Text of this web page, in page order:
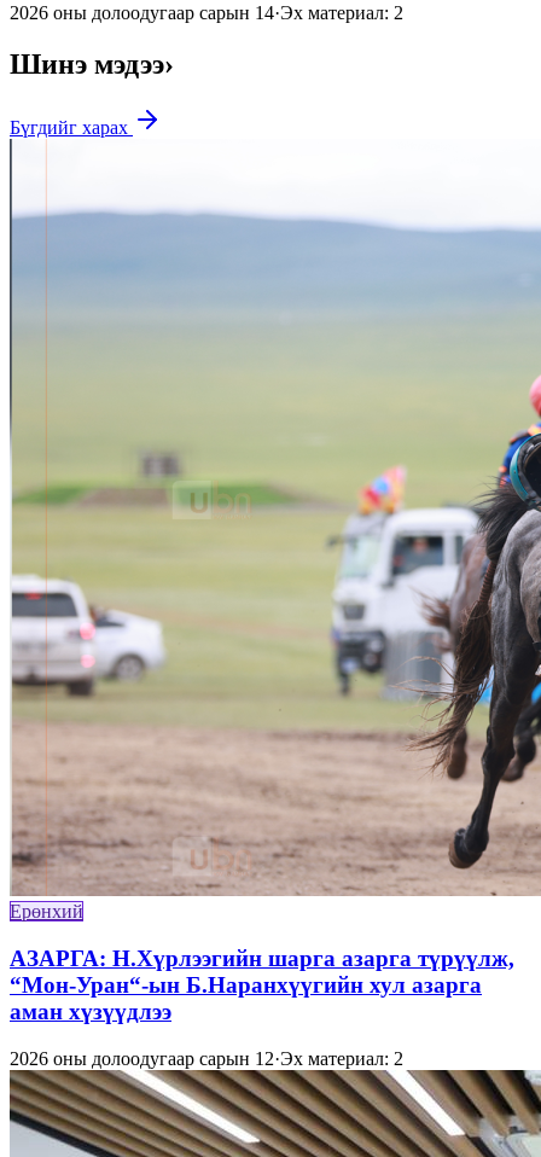
2026 оны долоодугаар сарын 14·Эх материал: 2
Шинэ мэдээ›
Бүгдийг харах
Ерөнхий
АЗАРГА: Н.Хүрлээгийн шарга азарга түрүүлж,
“Мон-Уран“-ын Б.Наранхүүгийн хул азарга
аман хүзүүдлээ
2026 оны долоодугаар сарын 12·Эх материал: 2